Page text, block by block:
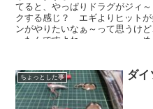
てると、やっぱりドラグがジィ
クする感じ？ エギよりヒット
ンがやりたいなぁ～って思うけ
ったんですよね・・・・・・
ちょっとした事 ダイ